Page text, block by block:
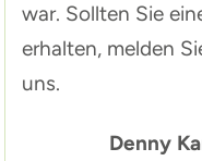
war. Sollten Sie
erhalten, melden
uns.
Denny